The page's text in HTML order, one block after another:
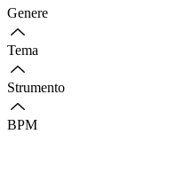
Genere
Tema
Strumento
BPM